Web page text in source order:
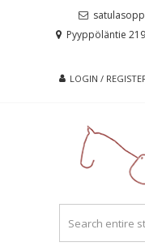
Pyyppöläntie
LOGIN /